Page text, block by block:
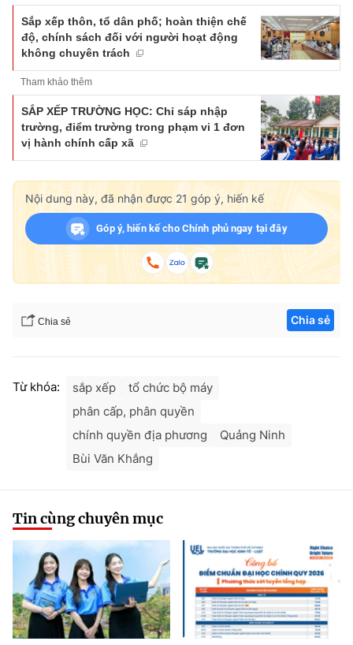
Sắp xếp thôn, tổ dân phố; hoàn thiện chế
độ, chính sách đối với người hoạt động
không chuyên trách
Tham khảo thêm
SẮP XẾP TRƯỜNG HỌC: Chỉ sáp nhập
trường, điểm trường trong phạm vi 1 đơn
vị hành chính cấp xã
Nội dung này, đã nhận được 21 góp ý, hiến kế
Góp ý, hiến kế cho Chính phủ ngay tại đây
Chia sẻ Chia sẻ
Từ khóa: sắp xếp
tổ chức bộ máy
phân cấp, phân quyền
chính quyền địa phương
Quảng Ninh
Bùi Văn Khắng
Tin cùng chuyên mục